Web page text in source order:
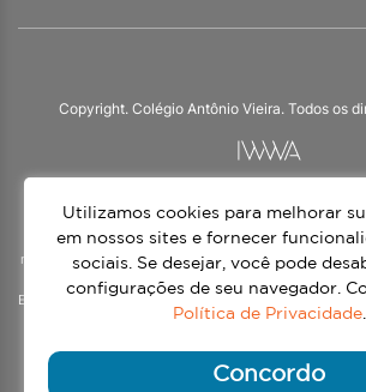
Copyright. Colégio Antônio Vieira. Todos os
O Colégio Antônio Vieira integra a Rede Jesuíta de
práticas impulsionadas pelos valores da
nossa identidade e das aproximadamente 1500
em mais de 60 países. Atendemos a alunos da
Ensino Médio, nos turnos matutino e vespertino, além
voltado para Jovens.
Continue lendo
Utilizamos cookies para melhorar
em nossos sites e fornecer
sociais. Se desejar, você pode
configurações de seu navegador.
Política de Privacidade.
Concordo